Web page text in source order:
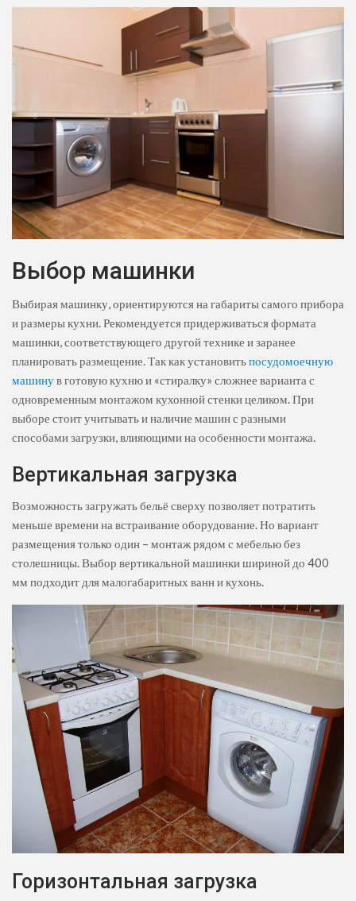
Выбор машинки
Выбирая машинку, ориентируются на габариты самого прибора
и размеры кухни. Рекомендуется придерживаться формата
машинки, соответствующего другой технике и заранее
планировать размещение. Так как установитьпосудомоечную
машинув готовую кухню и «стиралку» сложнее варианта с
одновременным монтажом кухонной стенки целиком. При
выборе стоит учитывать и наличие машин с разными
способами загрузки, влияющими на особенности монтажа.
Вертикальная загрузка
Возможность загружать бельё сверху позволяет потратить
меньше времени на встраивание оборудование. Но вариант
размещения только один – монтаж рядом с мебелью без
столешницы. Выбор вертикальной машинки шириной до 400
мм подходит для малогабаритных ванн и кухонь.
Горизонтальная загрузка